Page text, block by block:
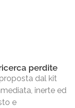
perdite
dal kit
inerte ed
e